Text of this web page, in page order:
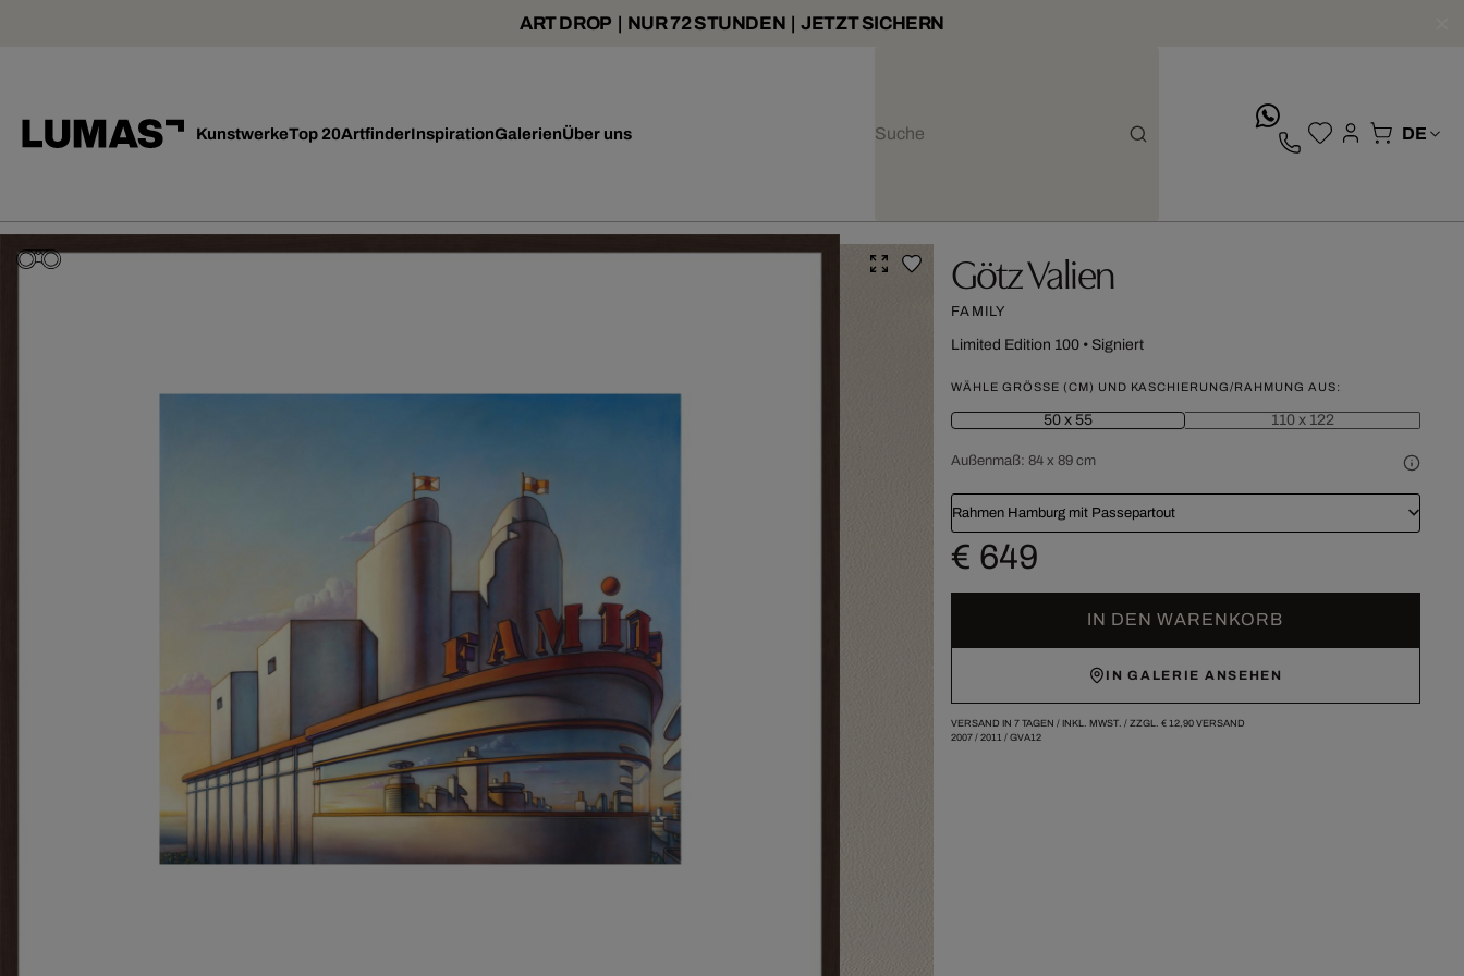
ART DROP | NUR 72 STUNDEN | JETZT SICHERN
KunstwerkeTop 20ArtfinderInspirationGalerienÜber uns
Götz Valien
FAMILY
Limited Edition 100• Signiert
WÄHLE GRÖSSE (CM) UND KASCHIERUNG/RAHMUNG AUS:
50 x 55 110 x 122
Außenmaß: 84 x 89 cm
Rahmen Hamburg mit Passepartout
€ 649
IN DEN WARENKORB
IN GALERIE ANSEHEN
VERSAND IN 7 TAGEN / INKL. MWST. / ZZGL. € 12,90VERSAND
2007/ 2011/ GVA12